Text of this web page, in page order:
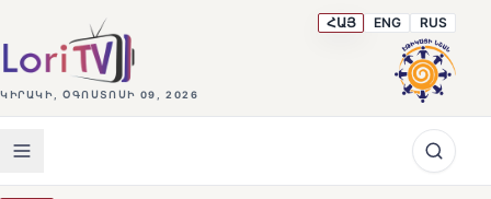
ԿԻՐԱԿԻ, ՕԳՈՍՏՈՍԻ 09, 2026
ՀԱՅ ENG RUS